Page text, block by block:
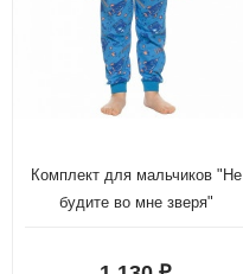
Комплект для мальчиков "Не
будите во мне зверя"